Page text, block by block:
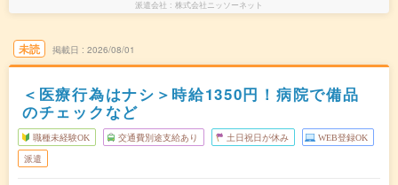
派遣会社 株式会社ニッソーネット
未読 掲載日 2026/08/01
＜医療行為はナシ＞時給1350円！病院で備品
のチェックなど
職種未経験OK 交通費別途支給あり 土日祝日が休み WEB登録OK
派遣